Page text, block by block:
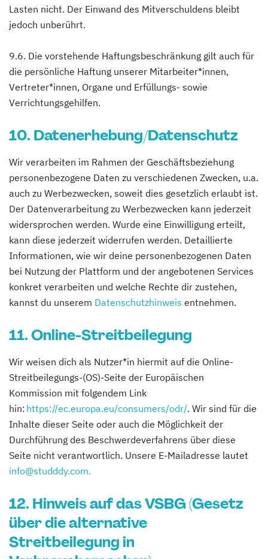
Lasten nicht. Der Einwand des Mitverschuldens bleibt
jedoch unberührt.
9.6. Die vorstehende Haftungsbeschränkung gilt auch für
die persönliche Haftung unserer Mitarbeiter*innen,
Vertreter*innen, Organe und Erfüllungs- sowie
Verrichtungsgehilfen.
10. Datenerhebung/Datenschutz
Wir verarbeiten im Rahmen der Geschäftsbeziehung
personenbezogene Daten zu verschiedenen Zwecken, u.a.
auch zu Werbezwecken, soweit dies gesetzlich erlaubt ist.
Der Datenverarbeitung zu Werbezwecken kann jederzeit
widersprochen werden. Wurde eine Einwilligung erteilt,
kann diese jederzeit widerrufen werden. Detaillierte
Informationen, wie wir deine personenbezogenen Daten
bei Nutzung der Plattform und der angebotenen Services
konkret verarbeiten und welche Rechte dir zustehen,
kannst du unserem Datenschutzhinweis entnehmen.
11. Online-Streitbeilegung
Wir weisen dich als Nutzer*in hiermit auf die Online-
Streitbeilegungs-(OS)-Seite der Europäischen
Kommission mit folgendem Link
hin: https://ec.europa.eu/consumers/odr/. Wir sind für die
Inhalte dieser Seite oder auch die Möglichkeit der
Durchführung des Beschwerdeverfahrens über diese
Seite nicht verantwortlich. Unsere E-Mailadresse lautet
info@studddy.com.
12. Hinweis auf das VSBG (Gesetz
über die alternative
Streitbeilegung in